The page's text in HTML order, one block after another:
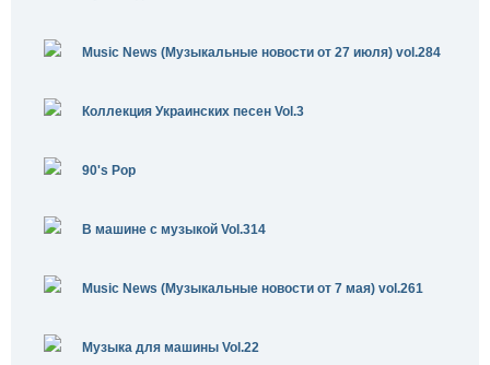
Music News (Музыкальные новости от 27 июля) vol.284
Коллекция Украинских песен Vol.3
90's Pop
В машине с музыкой Vol.314
Music News (Музыкальные новости от 7 мая) vol.261
Музыка для машины Vol.22